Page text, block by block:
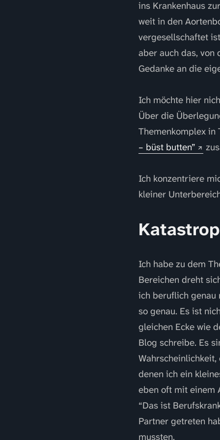
ins Krankenhaus
weit in den
vergesellschaftet
aber auch das, von
Gedanke an die
Ich möchte hier
Über die
Themenkomplex in
– büst butten”
Ich konzentriere
kleiner
Ich habe zu dem
Bereichen dreht
ich beruflich genau
so genau. Es ist
gleichen Ecke wie
Blog schreibe. Es
denen ich ein
eben oft mit einem
“Das ist
Partner getreten
mussten.